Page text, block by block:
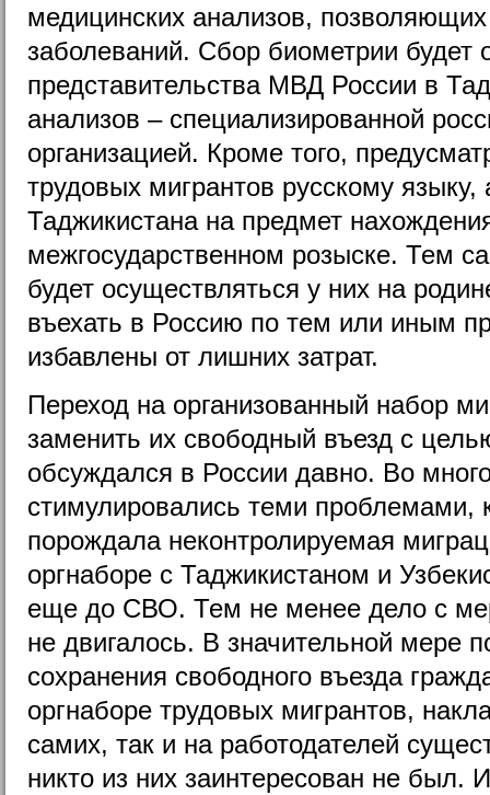
медицинских анализов,
заболеваний. Сбор биометрии будет
представительства МВД России в
анализов – специализированной
организацией. Кроме того,
трудовых мигрантов русскому
Таджикистана на предмет
межгосударственном розыске. Тем
будет осуществляться у них на
въехать в Россию по тем или иным
избавлены от лишних затрат.
Переход на организованный набор
заменить их свободный въезд с
обсуждался в России давно. Во
стимулировались теми проблемами,
порождала неконтролируемая
оргнаборе с Таджикистаном и
еще до СВО. Тем не менее дело с
не двигалось. В значительной мере
сохранения свободного въезда
оргнаборе трудовых мигрантов,
самих, так и на работодателей
никто из них заинтересован не был.